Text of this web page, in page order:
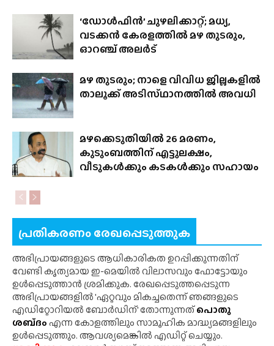
‘ഡോൾഫിൻ’ ചുഴലിക്കാറ്റ്; മധ്യ,
വടക്കൻ കേരളത്തിൽ മഴ തുടരും,
ഓറഞ്ച് അലർട്
മഴ തുടരും; നാളെ വിവിധ ജില്ലകളിൽ
താലൂക്ക് അടിസ്‌ഥാനത്തിൽ അവധി
മഴക്കെടുതിയിൽ 26 മരണം,
കുടുംബത്തിന് എട്ടുലക്ഷം,
വീടുകൾക്കും കടകൾക്കും സഹായം
പ്രതികരണം രേഖപ്പെടുത്തുക
അഭിപ്രായങ്ങളുടെ ആധികാരികത ഉറപ്പിക്കുന്നതിന്
വേണ്ടി കൃത്യമായ ഇ-മെയിൽ വിലാസവും ഫോട്ടോയും
ഉൾപ്പെടുത്താൻ ശ്രമിക്കുക. രേഖപ്പെടുത്തപ്പെടുന്ന
അഭിപ്രായങ്ങളിൽ 'ഏറ്റവും മികച്ചതെന്ന് ഞങ്ങളുടെ
എഡിറ്റോറിയൽ ബോർഡിന്' തോന്നുന്നത്പൊതു
ശബ്‌ദംഎന്ന കോളത്തിലും സാമൂഹിക മാദ്ധ്യമങ്ങളിലും
ഉൾപ്പെടുത്തും. ആവശ്യമെങ്കിൽ എഡിറ്റ് ചെയ്യും.